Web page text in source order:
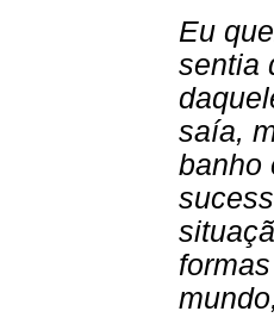
Eu
sentia
saía,
banho